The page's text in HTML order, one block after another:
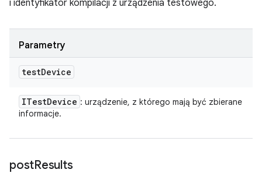
i identyfikator kompilacji z urządzenia testowego.
Parametry
testDevice
ITestDevice : urządzenie, z którego mają być zbierane
informacje.
postResults